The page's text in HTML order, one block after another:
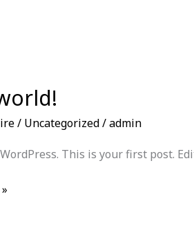
/ Uncategorized/admin
This is your first post.